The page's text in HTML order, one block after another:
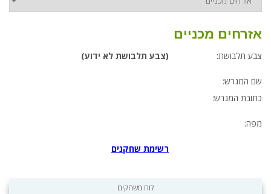
אזרחים מכניים
צבע תלבושת: (צבע תלבושת לא ידוע)
שם המגרש:
כתובת המגרש:
מפה:
רשימת שחקנים
לוח משחקים